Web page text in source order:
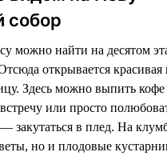
собор
можно найти на десятом
открывается красивая
Здесь можно выпить
или просто
закутаться в плед. На
но и плодовые